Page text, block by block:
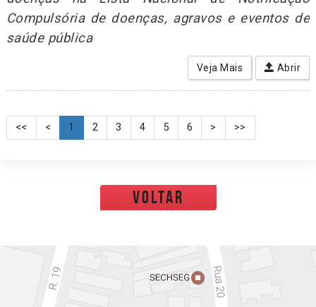
Compulsória de doenças, agravos e eventos de
saúde pública
Veja Mais Abrir
<< < 1 2 3 4 5 6 > >>
voltar